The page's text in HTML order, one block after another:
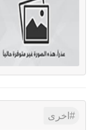
اخرى